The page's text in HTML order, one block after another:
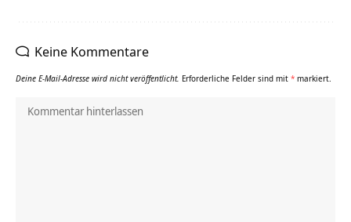
Keine Kommentare
Deine E-Mail-Adresse wird nicht veröffentlicht. Erforderliche Felder sind mit * markiert.